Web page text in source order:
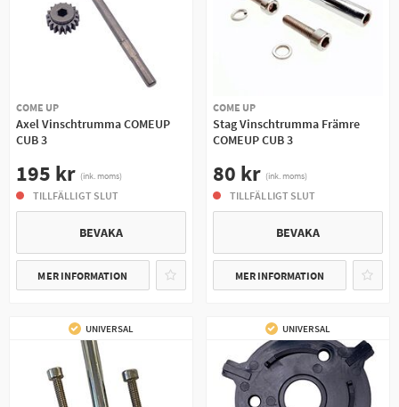
COME UP
Axel Vinschtrumma COMEUP
CUB 3
195 kr (ink. moms)
TILLFÄLLIGT SLUT
BEVAKA
MER INFORMATION
COME UP
Stag Vinschtrumma Främre
COMEUP CUB 3
80 kr (ink. moms)
TILLFÄLLIGT SLUT
BEVAKA
MER INFORMATION
UNIVERSAL UNIVERSAL